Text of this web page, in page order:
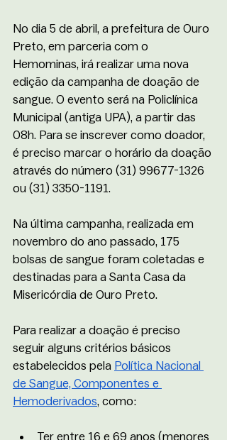
No dia 5 de abril, a prefeitura de Ouro
Preto, em parceria com o
Hemominas, irá realizar uma nova
edição da campanha de doação de
sangue. O evento será na Policlínica
Municipal (antiga UPA), a partir das
08h. Para se inscrever como doador,
é preciso marcar o horário da doação
através do número (31) 99677-1326
ou (31) 3350-1191.
Na última campanha, realizada em
novembro do ano passado, 175
bolsas de sangue foram coletadas e
destinadas para a Santa Casa da
Misericórdia de Ouro Preto.
Para realizar a doação é preciso
seguir alguns critérios básicos
estabelecidos pela Política Nacional
de Sangue, Componentes e
Hemoderivados, como:
Ter entre 16 e 69 anos (menores